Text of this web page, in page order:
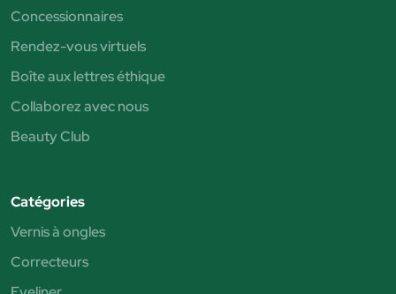
Concessionnaires
Rendez-vous virtuels
Boîte aux lettres éthique
Collaborez avec nous
Beauty Club
Catégories
Vernis à ongles
Correcteurs